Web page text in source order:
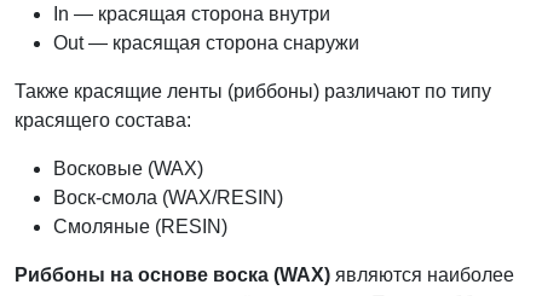
In — красящая сторона внутри
Out — красящая сторона снаружи
Также красящие ленты (риббоны) различают по типу
красящего состава:
Восковые (WAX)
Воск-смола (WAX/RESIN)
Смоляные (RESIN)
Риббоны на основе воска (WAX) являются наиболее